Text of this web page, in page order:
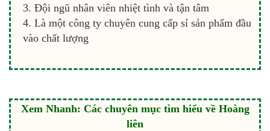
Đội ngũ nhân viên nhiệt tình và tận tâm
Là một công ty chuyên cung cấp sỉ sản phẩm đầu
vào chất lượng
Xem Nhanh: Các chuyên mục tìm hiểu về Hoàng
liên